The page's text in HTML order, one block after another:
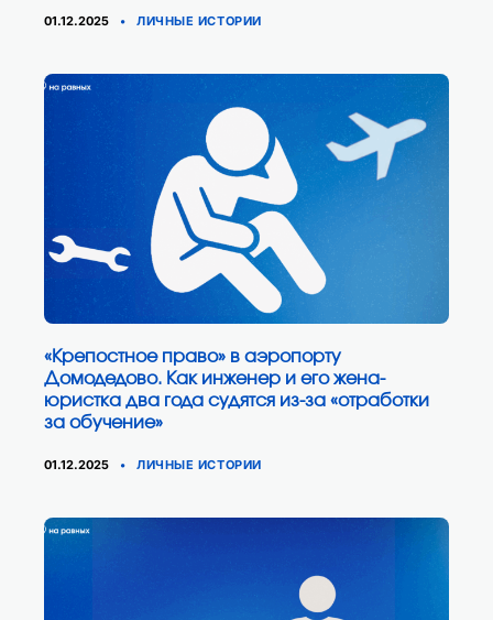
01.12.2025 КАТЕГОРИИ
ЛИЧНЫЕ ИСТОРИИ
«Крепостное право» в аэропорту
Домодедово. Как инженер и его жена-
юристка два года судятся из-за «отработки
за обучение»
01.12.2025 КАТЕГОРИИ
ЛИЧНЫЕ ИСТОРИИ